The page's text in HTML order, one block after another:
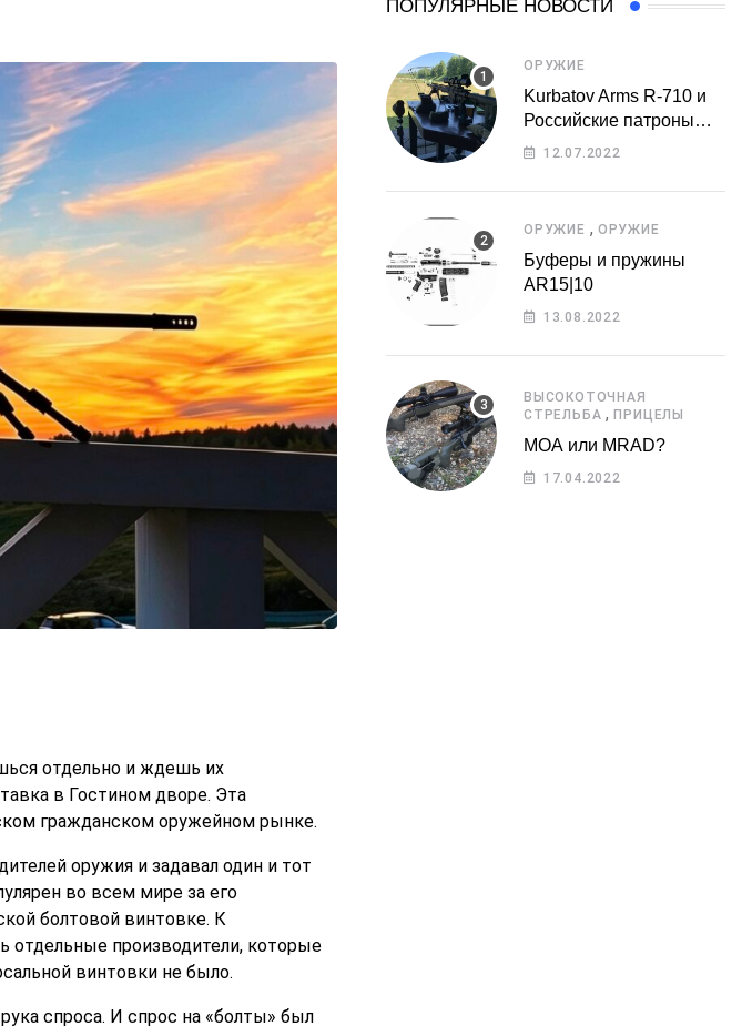
отдельно и ждешь их
в Гостином дворе. Эта
гражданском оружейном рынке.
оружия и задавал один и тот
во всем мире за его
болтовой винтовке. К
отдельные производители, которые
винтовки не было.
спроса. И спрос на «болты» был
ПОПУЛЯРНЫЕ НОВОСТИ
ОРУЖИЕ
Kurbatov Arms R-710 и
Российские патроны…
12.07.2022
ОРУЖИЕ , ОРУЖИЕ
Буферы и пружины
AR15|10
13.08.2022
ВЫСОКОТОЧНАЯ
СТРЕЛЬБА ,ПРИЦЕЛЫ
МОА или MRAD?
17.04.2022